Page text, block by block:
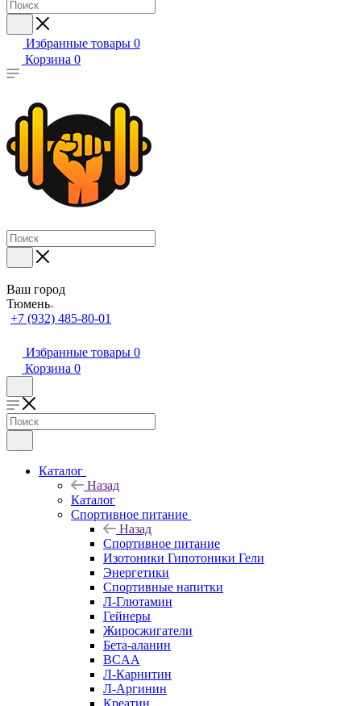
Избранные товары 0
Корзина 0
Ваш город
Тюмень
+7 (932) 485-80-01
Избранные товары 0
Корзина 0
Каталог
Назад
Каталог
Спортивное питание
Назад
Спортивное питание
Изотоники Гипотоники Гели
Энергетики
Спортивные напитки
Л-Глютамин
Гейнеры
Жиросжигатели
Бета-аланин
BCAA
Л-Карнитин
Л-Аргинин
Креатин